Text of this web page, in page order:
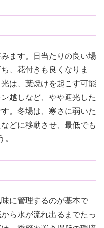
ます。日当たりの良い場
、花付きも良くなりま
は、葉焼けを起こす可能
越しなど、やや遮光した
。冬場は、寒さに弱いた
どに移動させ、最低でも
に管理するのが基本で
ら水が流れ出るまでたっ